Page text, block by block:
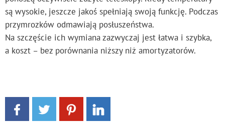
są wysokie, jeszcze jakoś spełniają swoją funkcję. Podczas
przymrozków odmawiają posłuszeństwa.
Na szczęście ich wymiana zazwyczaj jest łatwa i szybka,
a koszt – bez porównania niższy niż amortyzatorów.